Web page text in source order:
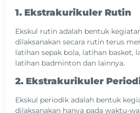
1. Ekstrakurikuler Rutin
Ekskul rutin adalah bentuk
dilaksanakan secara rutin terus
latihan sepak bola, latihan basket,
latihan badminton dan lainnya.
2. Ekstrakurikuler
Ekskul periodik adalah bentuk
dilaksanakan hanya pada waktu-